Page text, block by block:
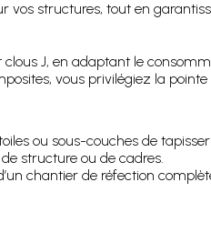
vos structures, tout en
J, en adaptant le
vous privilégiez la
ou sous-couches de
structure ou de cadres.
chantier de réfection